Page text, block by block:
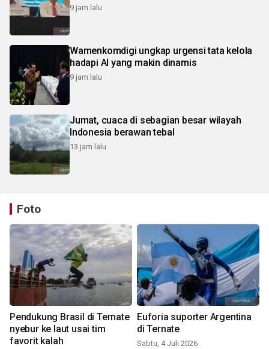
9 jam lalu
Wamenkomdigi ungkap urgensi tata kelola
hadapi AI yang makin dinamis
9 jam lalu
Jumat, cuaca di sebagian besar wilayah
Indonesia berawan tebal
13 jam lalu
Foto
Pendukung Brasil di Ternate
nyebur ke laut usai tim
favorit kalah
Euforia suporter Argentina
di Ternate
Sabtu, 4 Juli 2026